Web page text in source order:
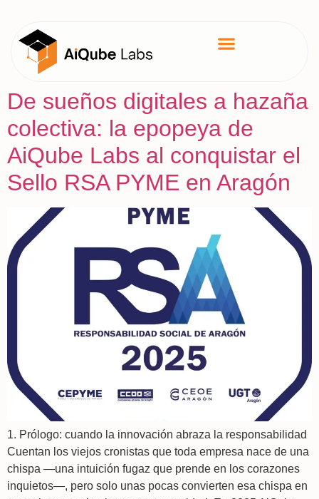
De sueños digitales a hazaña
colectiva: la epopeya de
AiQube Labs al conquistar el
Sello RSA PYME en Aragón
1. Prólogo: cuando la innovación abraza la responsabilidad
Cuentan los viejos cronistas que toda empresa nace de una
chispa —una intuición fugaz que prende en los corazones
inquietos—, pero solo unas pocas convierten esa chispa en